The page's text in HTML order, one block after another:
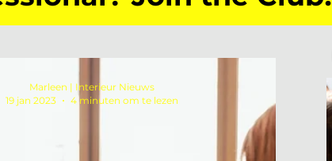
Marleen | Interieur Nieuws
19 jan 2023
4 minuten om te lezen